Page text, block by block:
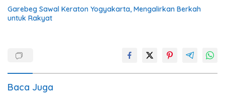
Garebeg Sawal Keraton Yogyakarta, Mengalirkan Berkah
untuk Rakyat
Baca Juga